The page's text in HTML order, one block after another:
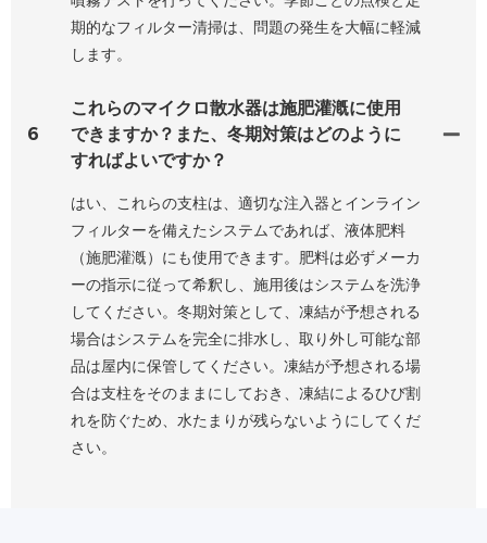
期的なフィルター清掃は、問題の発生を大幅に軽減
します。
6
これらのマイクロ散水器は施肥灌漑に使用
できますか？また、冬期対策はどのように
すればよいですか？
はい、これらの支柱は、適切な注入器とインライン
フィルターを備えたシステムであれば、液体肥料
（施肥灌漑）にも使用できます。肥料は必ずメーカ
ーの指示に従って希釈し、施用後はシステムを洗浄
してください。冬期対策として、凍結が予想される
場合はシステムを完全に排水し、取り外し可能な部
品は屋内に保管してください。凍結が予想される場
合は支柱をそのままにしておき、凍結によるひび割
れを防ぐため、水たまりが残らないようにしてくだ
さい。